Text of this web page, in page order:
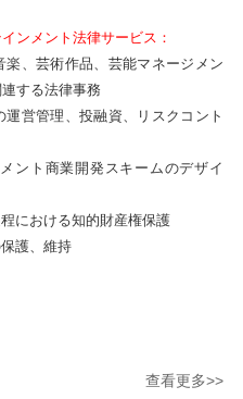
ンメント法律サービス：
、芸術作品、芸能マネージメン
する法律事務
営管理、投融資、リスクコント
ント商業開発スキームのデザイ
における知的財産権保護
護、維持
查看更多>>